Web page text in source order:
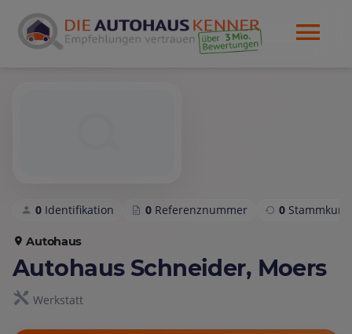
0 Identifikation 0 Referenznummer 0
Autohaus
Autohaus Schneider, Moers
Werkstatt